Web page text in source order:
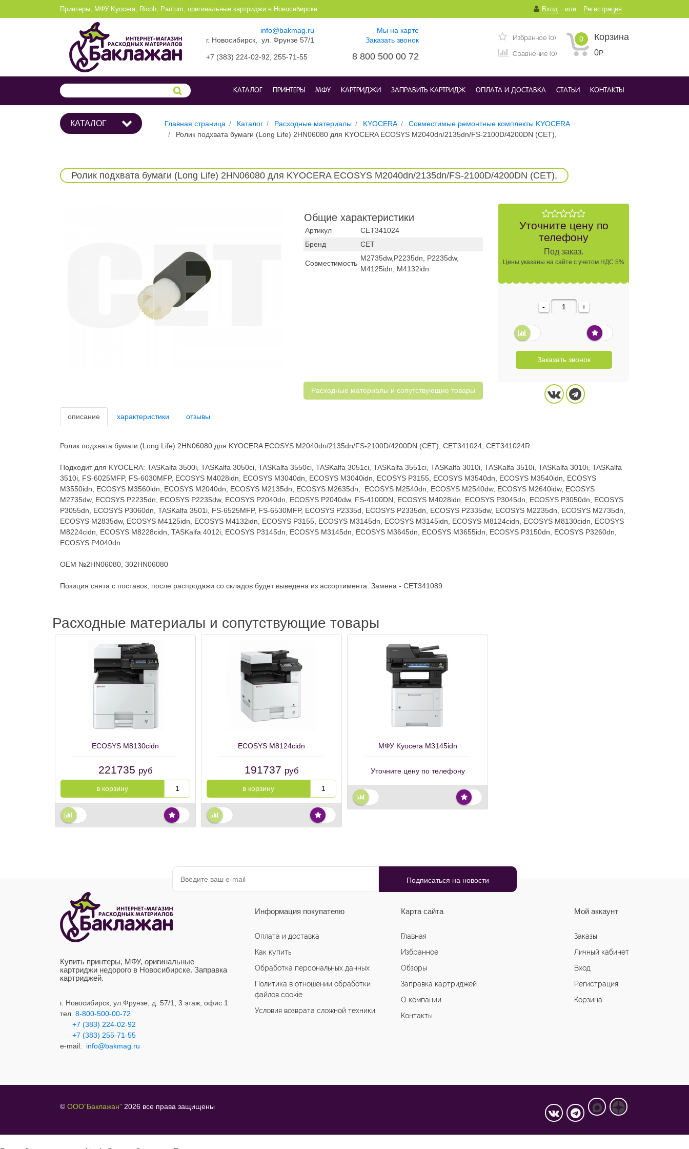
Принтеры, МФУ Kyocera, Ricoh, Pantum, оригинальные картриджи в Новосибирске. Вход или Регистрация
info@bakmag.ru
г. Новосибирск, ул. Фрунзе 57/1
+7 (383) 224-02-92, 255-71-55
Мы на карте
Заказать звонок
8 800 500 00 72
Избранное (0)
Сравнение (0)
0 Корзина
0Р.
КАТАЛОГ ПРИНТЕРЫ МФУ КАРТРИДЖИ ЗАПРАВИТЬ КАРТРИДЖ ОПЛАТА И ДОСТАВКА СТАТЬИ КОНТАКТЫ
КАТАЛОГ Главная страница Каталог Расходные материалы KYOCERA
Совместимые ремонтные комплекты KYOCERA
Ролик подхвата бумаги (Long Life) 2HN06080 для KYOCERA ECOSYS M2040dn/2135dn/FS-2100D/4200DN (CET),
Ролик подхвата бумаги (Long Life) 2HN06080 для KYOCERA ECOSYS M2040dn/2135dn/FS-2100D/4200DN (CET),
Общие характеристики
Артикул
CET341024
Бренд
CET
Совместимость
M2735dw,P2235dn, P2235dw,
M4125idn, M4132idn
Расходные материалы и cопутствующие товары
Уточните цену по
телефону
Под заказ.
Цены указаны на сайте с учетом НДС 5%
- +
Заказать звонок
описание характеристики отзывы
Ролик подхвата бумаги (Long Life) 2HN06080 для KYOCERA ECOSYS M2040dn/2135dn/FS-2100D/4200DN (CET), CET341024, CET341024R
Подходит для KYOCERA: TASKalfa 3500i, TASKalfa 3050ci, TASKalfa 3550ci, TASKalfa 3051ci, TASKalfa 3551ci, TASKalfa 3010i, TASKalfa 3510i, TASKalfa 3010i, TASKalfa
3510i, FS-6025MFP, FS-6030MFP, ECOSYS M4028idn, ECOSYS M3040dn, ECOSYS M3040idn, ECOSYS P3155, ECOSYS M3540dn, ECOSYS M3540idn, ECOSYS
M3550idn, ECOSYS M3560idn, ECOSYS M2040dn, ECOSYS M2135dn, ECOSYS M2635dn, ECOSYS M2540dn, ECOSYS M2540dw, ECOSYS M2640idw, ECOSYS
M2735dw, ECOSYS P2235dn, ECOSYS P2235dw, ECOSYS P2040dn, ECOSYS P2040dw, FS-4100DN, ECOSYS M4028idn, ECOSYS P3045dn, ECOSYS P3050dn, ECOSYS
P3055dn, ECOSYS P3060dn, TASKalfa 3501i, FS-6525MFP, FS-6530MFP, ECOSYS P2335d, ECOSYS P2335dn, ECOSYS P2335dw, ECOSYS M2235dn, ECOSYS M2735dn,
ECOSYS M2835dw, ECOSYS M4125idn, ECOSYS M4132idn, ECOSYS P3155, ECOSYS M3145dn, ECOSYS M3145idn, ECOSYS M8124cidn, ECOSYS M8130cidn, ECOSYS
M8224cidn, ECOSYS M8228cidn, TASKalfa 4012i, ECOSYS P3145dn, ECOSYS M3145dn, ECOSYS M3645dn, ECOSYS M3655idn, ECOSYS P3150dn, ECOSYS P3260dn,
ECOSYS P4040dn
OEM №2HN06080, 302HN06080
Позиция снята с поставок, после распродажи со складов будет выведена из ассортимента. Замена - CET341089
Расходные материалы и сопутствующие товары
ECOSYS M8130cidn
221735 руб
в корзину
ECOSYS M8124cidn
191737 руб
в корзину
МФУ Kyocera M3145idn
Уточните цену по телефону
Купить принтеры, МФУ, оригинальные
картриджи недорого в Новосибирске. Заправка
картриджей.
г. Новосибирск, ул.Фрунзе, д. 57/1, 3 этаж, офис 1
тел. 8-800-500-00-72
+7 (383) 224-02-92
+7 (383) 255-71-55
e-mail: info@bakmag.ru
Информация покупателю
Оплата и доставка
Как купить
Обработка персональных данных
Политика в отношении обработки
файлов cookie
Условия возврата сложной техники
Карта сайта
Главная
Избранное
Обзоры
Заправка картриджей
О компании
Контакты
Мой аккаунт
Заказы
Личный кабинет
Вход
Регистрация
Корзина
© ООО”Баклажан” 2026 все права защищены